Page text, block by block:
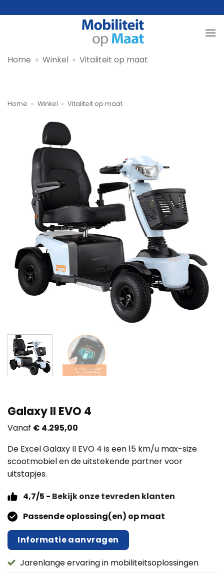
naar
Home » Winkel » Vitaliteit op maat
Home » Winkel » Vitaliteit op maat
Galaxy II EVO 4
Vanaf € 4.295,00
De Excel Galaxy II EVO 4 is een 15 km/u max-size
scootmobiel en de uitstekende partner voor
uitstapjes.
4,7/5 - Bekijk onze tevreden klanten
Passende oplossing(en) op maat
Informatie aanvragen
Jarenlange ervaring in mobiliteitsoplossingen